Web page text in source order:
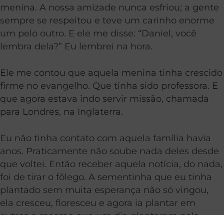
menina. A nossa amizade nunca esfriou; a gente
sempre se respeitou e teve um carinho enorme
um pelo outro. E ele me disse: “Daniel, você
lembra dela?” Eu lembrei na hora.
Ele me contou que aquela menina tinha crescido
firme no evangelho. Que tinha sido professora. E
que agora estava indo servir missão, chamada
para Londres, na Inglaterra.
Eu não tinha contato com aquela família havia
anos. Praticamente não soube nada deles desde
que voltei. Então receber aquela notícia, do nada,
foi de tirar o fôlego. A sementinha que eu tinha
plantado sem muita esperança não só vingou,
ela cresceu, floresceu e agora ia plantar em